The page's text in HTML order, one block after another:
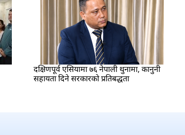
दक्षिणपूर्व एसियामा ७६ नेपाली थुनामा, कानुनी
सहायता दिने सरकारको प्रतिबद्धता